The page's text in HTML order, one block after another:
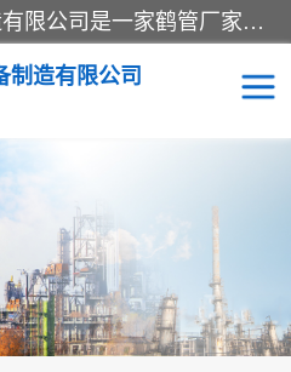
连云港众邦石化设备制造有限公司是一家鹤管厂家主营：鹤管、装车鹤管等，是致力于石油、石化等流体装卸设备(主要产品如鹤管、输油臂、脱缆钩等)的咨询、设计、制造、检测、安装指导、系统调试、维修维护等业务的公司。
制造有限公司
顶部装卸鹤管
LNG低温鹤管
液化气鹤管